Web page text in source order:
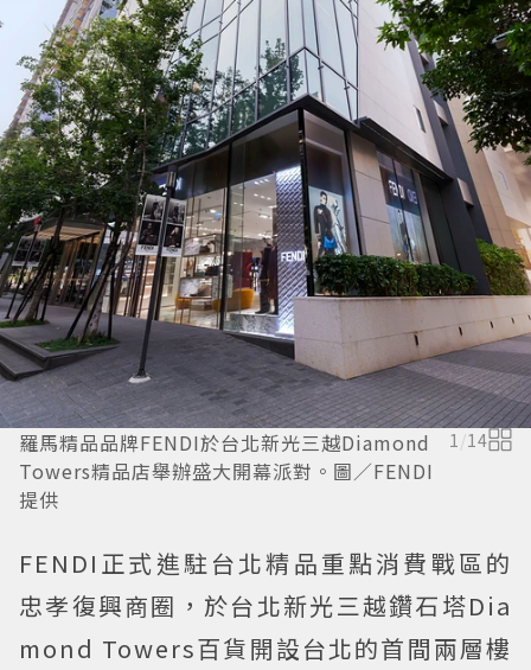
羅馬精品品牌FENDI於台北新光三越Diamond
Towers精品店舉辦盛大開幕派對。圖／FENDI
提供
1/14
FENDI正式進駐台北精品重點消費戰區的
忠孝復興商圈，於台北新光三越鑽石塔Dia
mond Towers百貨開設台北的首間兩層樓